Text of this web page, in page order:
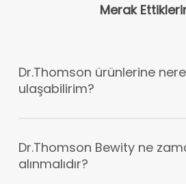
Merak
Dr.Thomson ürünlerine
ulaşabilirim?
eczanelerdir. Dr.Thomson
depolarında bulunmaktadır.
Dr.Thomson Bewity ne
alınmalıdır?